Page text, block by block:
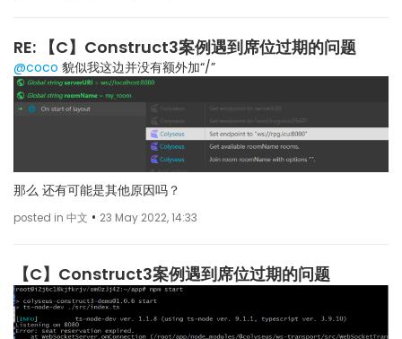
RE: 【C】Construct3案例遇到席位过期的问题
@coco 貌似我这边并没有额外加“/”
那么 还有可能是其他原因吗？
posted in 中文 • 23 May 2022, 14:33
【C】Construct3案例遇到席位过期的问题